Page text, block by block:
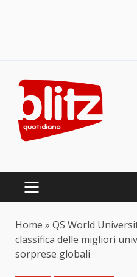
content
PRIMARY
Home » QS World
classifica delle migliori
sorprese globali